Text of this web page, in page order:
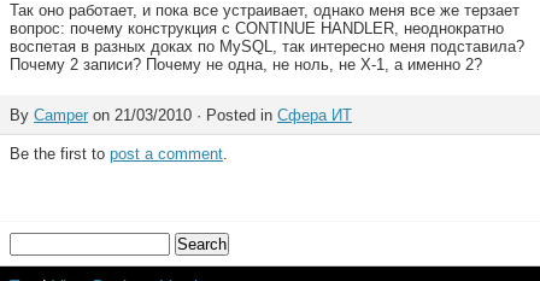
Так оно работает, и пока все устраивает, однако меня все же терзает
вопрос: почему конструкция с CONTINUE HANDLER, неоднократно
воспетая в разных доках по MySQL, так интересно меня подставила?
Почему 2 записи? Почему не одна, не ноль, не Х-1, а именно 2?
By Camper on 21/03/2010 · Posted in Сфера ИТ
Be the first to post a comment.